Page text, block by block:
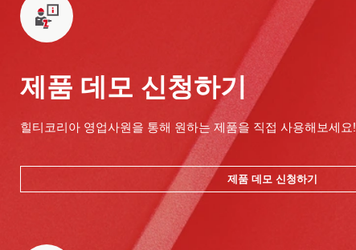
제품 데모 신청하기
힐티코리아 영업사원을 통해 원하는 제품을 직접 사용해보세요!
제품 데모 신청하기